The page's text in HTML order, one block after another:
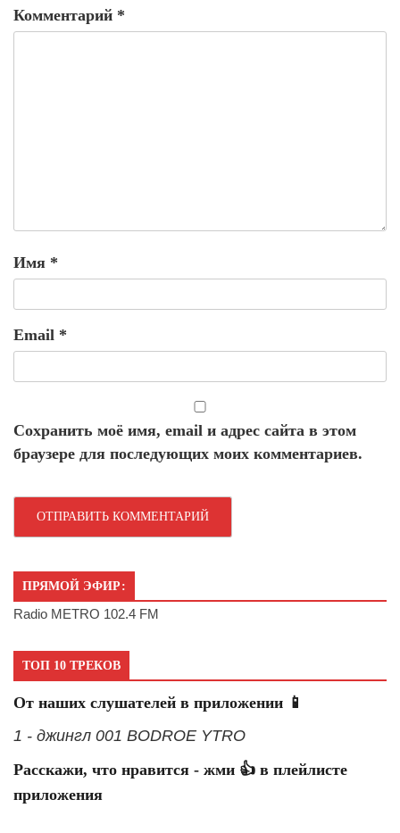
Комментарий *
Имя *
Email *
Сохранить моё имя, email и адрес сайта в этом
браузере для последующих моих комментариев.
ПРЯМОЙ ЭФИР:
Radio METRO 102.4 FM
ТОП 10 ТРЕКОВ
От наших слушателей в приложении 📱
1 - джингл 001 BODROE YTRO
Расскажи, что нравится - жми 👍 в плейлисте
приложения